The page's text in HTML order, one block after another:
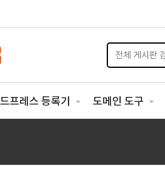
프레스 등록기 도메인 도구